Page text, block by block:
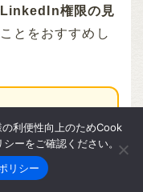
権限の見
とをおすすめし
への登録と同時に
最後の出社日まで
2）広告アカウ
利便性向上のためCook
ーをご確認ください。
リシー